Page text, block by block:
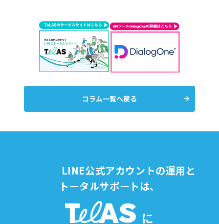
コラム一覧へ戻る
LINE公式アカウントの運用と
トータルサポートは、
に